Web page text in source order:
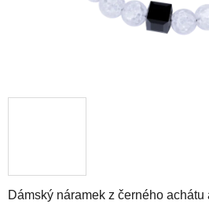
Dámský náramek z černého